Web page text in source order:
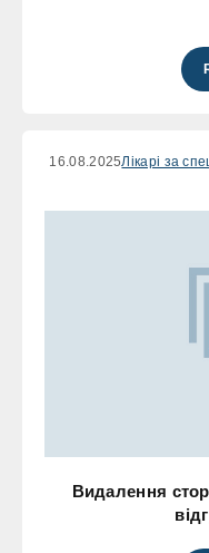
16.08.2025Лікарі за
Видалення